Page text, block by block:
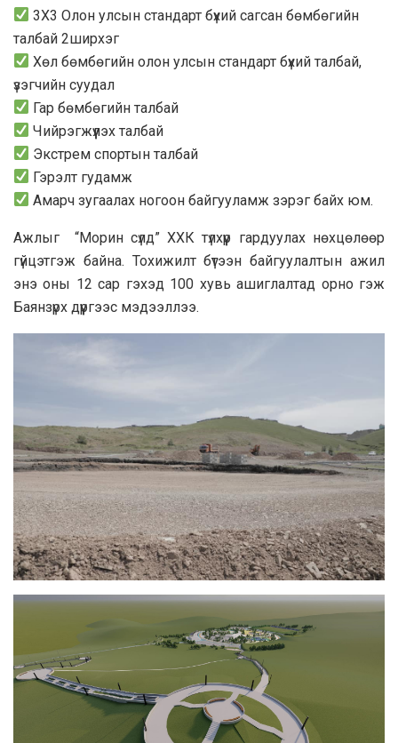
3Х3 Олон улсын стандарт бүхий сагсан бөмбөгийн
талбай 2ширхэг
Хөл бөмбөгийн олон улсын стандарт бүхий талбай,
үзэгчийн суудал
Гар бөмбөгийн талбай
Чийрэгжүүлэх талбай
Экстрем спортын талбай
Гэрэлт гудамж
Амарч зугаалах ногоон байгууламж зэрэг байх юм.
Ажлыг “Морин сүлд” ХХК түлхүүр гардуулах нөхцөлөөр
гүйцэтгэж байна. Тохижилт бүтээн байгуулалтын ажил
энэ оны 12 сар гэхэд 100 хувь ашиглалтад орно гэж
Баянзүрх дүүргээс мэдээллээ.